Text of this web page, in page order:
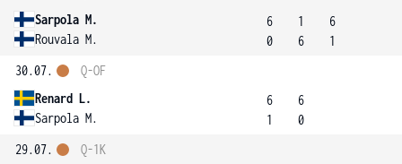
Sarpola M.
Rouvala M.
6
0
1
6
6
1
30.07.
Renard L.
Sarpola M.
Q-OF
6
1
6
0
29.07.
Q-1K